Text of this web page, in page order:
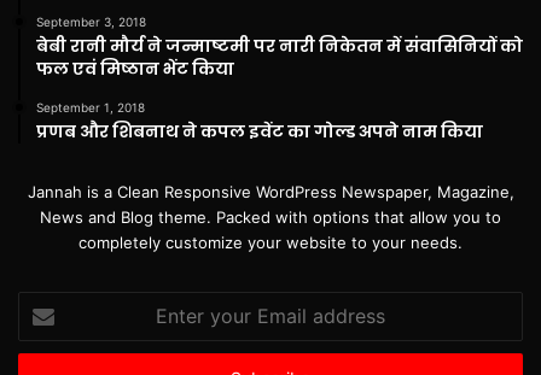
September 3, 2018
बेबी रानी मौर्य ने जन्माष्टमी पर नारी निकेतन में संवासिनियों को
फल एवं मिष्ठान भेंट किया
September 1, 2018
प्रणब और शिबनाथ ने कपल इवेंट का गोल्ड अपने नाम किया
Jannah is a Clean Responsive WordPress Newspaper, Magazine,
News and Blog theme. Packed with options that allow you to
completely customize your website to your needs.
your
Email